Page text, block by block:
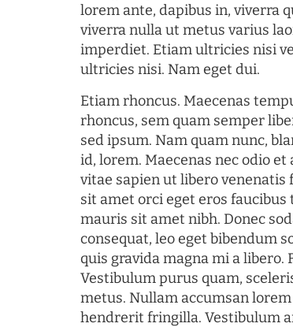
lorem ante, dapibus in, viverra
viverra nulla ut metus varius
imperdiet. Etiam ultricies nisi
ultricies nisi. Nam eget dui.
Etiam rhoncus. Maecenas
rhoncus, sem quam semper
sed ipsum. Nam quam nunc,
id, lorem. Maecenas nec odio
vitae sapien ut libero venenatis
sit amet orci eget eros
mauris sit amet nibh. Donec
consequat, leo eget bibendum
quis gravida magna mi a libero.
Vestibulum purus quam,
metus. Nullam accumsan
hendrerit fringilla. Vestibulum